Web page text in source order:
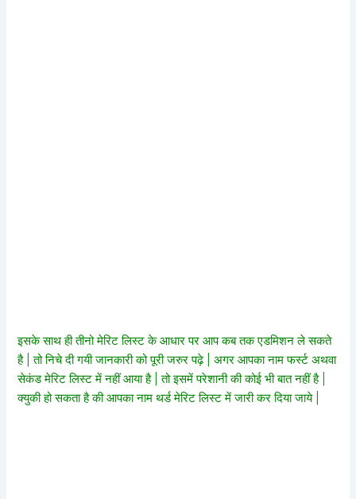
इसके साथ ही तीनो मेरिट लिस्ट के आधार पर आप कब तक एडमिशन ले सकते
है | तो निचे दी गयी जानकारी को पूरी जरुर पढ़े | अगर आपका नाम फर्स्ट अथवा
सेकंड मेरिट लिस्ट में नहीं आया है | तो इसमें परेशानी की कोई भी बात नहीं है |
क्युकी हो सकता है की आपका नाम थर्ड मेरिट लिस्ट में जारी कर दिया जाये |